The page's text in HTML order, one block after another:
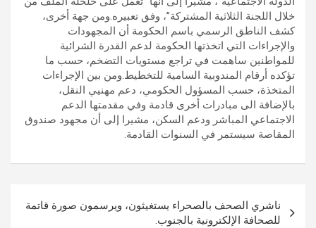
خلال اللجنة الثلاثية المشتركة”، وفق تعبيره.ومن جهة أخرى،
كشف الناطق الرسمي باسم الحكومة أن المجهودات
والإجراءات التي اتخذتها الحكومة لدعم القدرة الشرائية
للمواطنين ساهمت في تراجع مستويات التضخم، حسب ما
تؤكده أرقام المندوبية السامية للتخطيط.ومن بين الإجراءات
المتخذة، حسب المسؤول الحكومي، دعم مهنيي النقل،
بالإضافة الى مبادرات أخرى قادمة وفي مقدمتها الدعم
الاجتماعي المباشر ودعم السكن، مشيرا إلى أن مجهود صندوق
المقاصة سيستمر في السنوات القادمة.
المقالات
ناشري الصحف بالصحراء يستغيثون، ويرسمون صورة قاتمة
للصحافة الإلكترونية بالجنوب.